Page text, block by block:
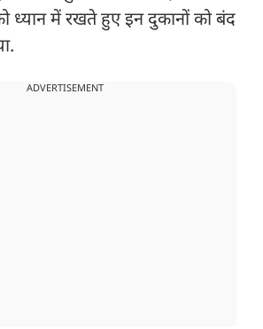
ध्यान में रखते हुए इन दुकानों को बंद
ADVERTISEMENT